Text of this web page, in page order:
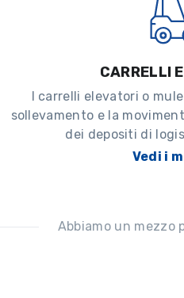
CARRELLI
I carrelli elevatori o
sollevamento e la
dei depositi di
Vedi i
Abbiamo un mezzo